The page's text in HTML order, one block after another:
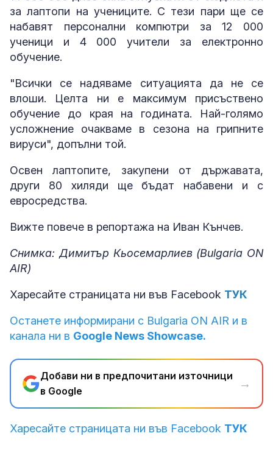
за лаптопи на учениците. С тези пари ще се
набавят персонални компютри за 12 000
ученици и 4 000 учители за електронно
обучение.
"Всички се надяваме ситуацията да не се
влоши. Целта ни е максимум присъствено
обучение до края на годината. Най-голямо
усложнение очакваме в сезона на грипните
вируси", допълни той.
Освен лаптопите, закупени от държавата,
други 80 хиляди ще бъдат набавени и с
евросредства.
Вижте повече в репортажа на Иван Кънчев.
Снимка: Димитър Кьосемарлиев (Bulgaria ON
AIR)
Харесайте страницата ни във Facebook ТУК
Останете информирани с Bulgaria ON AIR и в
канала ни в Google News Showcase.
Добави ни в предпочитани източници
в Google
→
Харесайте страницата ни във Facebook ТУК